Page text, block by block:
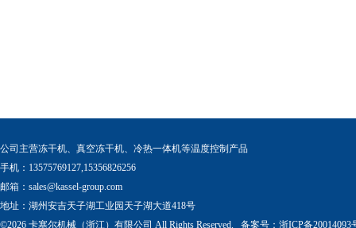
公司主营冻干机、真空冻干机、冷热一体机等温度控制产品
手机：13575769127,15356826256
邮箱： sales@kassel-group.com
地址：湖州安吉天子湖工业园天子湖大道418号
©2026 卡塞尔机械（浙江）有限公司 All Rights Reserved. 备案号： 浙ICP备20014093